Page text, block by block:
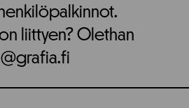
liittyen? Olethan